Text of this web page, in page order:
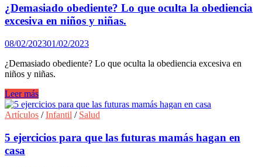
faltar
durante
el
Ácido
fólico.
¿Demasiado obediente? Lo que oculta la obediencia
excesiva en niños y niñas.
08/02/202301/02/2023
¿Demasiado obediente? Lo que oculta la obediencia excesiva en
niños y niñas.
¿Demasiado
obediente?
Lo
oculta
la
obediencia
Leer más
Artículos /Infantil / Salud
5 ejercicios para que las futuras mamás hagan en
casa